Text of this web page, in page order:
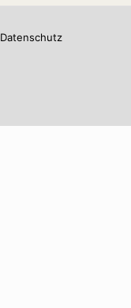
Datenschutz